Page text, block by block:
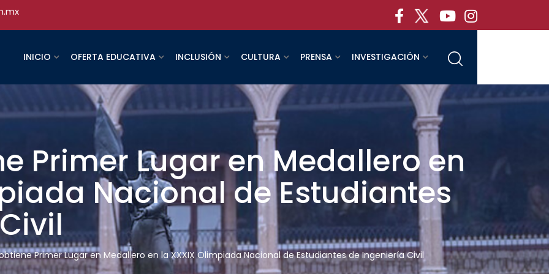
INICIO OFERTA EDUCATIVA INCLUSIÓN CULTURA PRENSA INVESTIGACIÓN
Primer Lugar en Medallero en
Nacional de Estudiantes
obtiene Primer Lugar en Medallero en la XXXIX Olimpiada Nacional de Estudiantes de Ingeniería Civil